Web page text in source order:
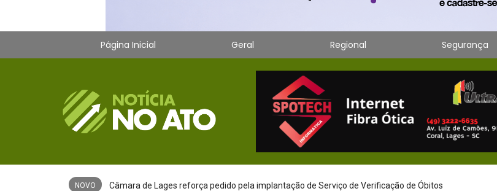
Página Inicial Geral Regional Segurança
NOVO Poderá faltar água na região norte da cidade nesta quarta-feira devido à higienização de reservatório